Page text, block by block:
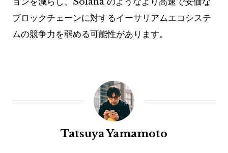
ブロックチェーンに対するイーサリアムエコシステ
ムの競争力を弱める可能性があります。
Tatsuya Yamamoto